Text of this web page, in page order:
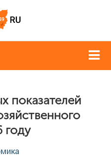
показателей
году